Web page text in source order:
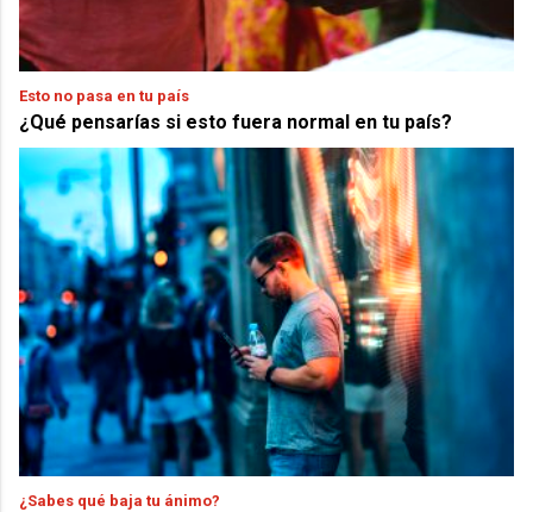
Esto no pasa en tu país
¿Qué pensarías si esto fuera normal en tu país?
¿Sabes qué baja tu ánimo?